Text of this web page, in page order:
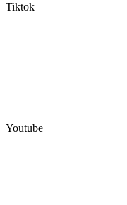
Tiktok
Youtube